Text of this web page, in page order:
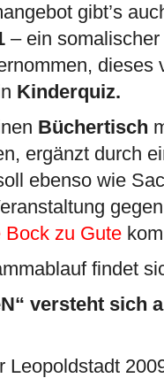
gibt’s
– ein
dieses
Kinderquiz.
Büchertisch
ergänzt durch
ebenso wie
Bock zu Gute
findet
versteht sich
Leopoldstadt